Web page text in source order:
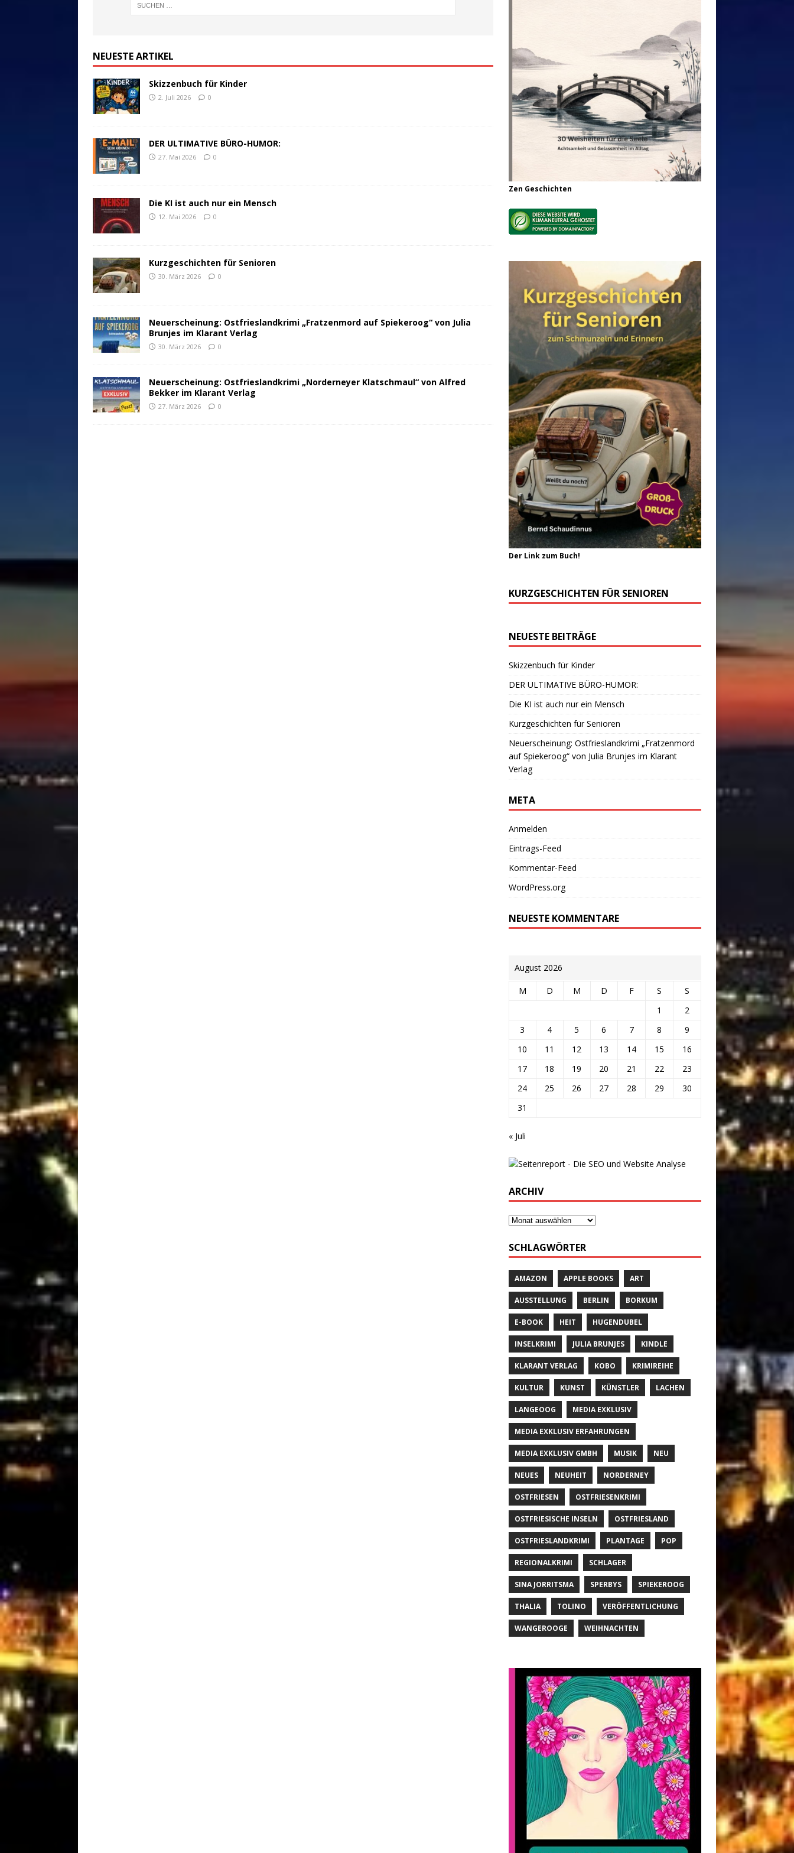
NEUESTE ARTIKEL
Skizzenbuch für Kinder
2. Juli 2026 0
DER ULTIMATIVE BÜRO-HUMOR:
27. Mai 2026 0
Die KI ist auch nur ein Mensch
12. Mai 2026 0
Kurzgeschichten für Senioren
30. März 2026 0
Neuerscheinung: Ostfrieslandkrimi „Fratzenmord auf Spiekeroog“ von Julia
Brunjes im Klarant Verlag
30. März 2026 0
Neuerscheinung: Ostfrieslandkrimi „Norderneyer Klatschmaul“ von Alfred
Bekker im Klarant Verlag
27. März 2026 0
Zen Geschichten
Der Link zum Buch!
KURZGESCHICHTEN FÜR SENIOREN
NEUESTE BEITRÄGE
Skizzenbuch für Kinder
DER ULTIMATIVE BÜRO-HUMOR:
Die KI ist auch nur ein Mensch
Kurzgeschichten für Senioren
Neuerscheinung: Ostfrieslandkrimi „Fratzenmord
auf Spiekeroog“ von Julia Brunjes im Klarant
Verlag
META
Anmelden
Eintrags-Feed
Kommentar-Feed
WordPress.org
NEUESTE KOMMENTARE
August 2026
M D M D F S
S
1
2
3
4 5 6 7 8
9
10
11 12 13 14 15
16
17
18 19 20 21 22
23
24
25 26 27 28 29
30
31
« Juli
ARCHIV
SCHLAGWÖRTER
AMAZON APPLE BOOKS ART
AUSSTELLUNG BERLIN BORKUM
E-BOOK HEIT HUGENDUBEL
INSELKRIMI JULIA BRUNJES KINDLE
KLARANT VERLAG KOBO KRIMIREIHE
KULTUR KUNST KÜNSTLER LACHEN
LANGEOOG MEDIA EXKLUSIV
MEDIA EXKLUSIV ERFAHRUNGEN
MEDIA EXKLUSIV GMBH MUSIK NEU
NEUES NEUHEIT NORDERNEY
OSTFRIESEN OSTFRIESENKRIMI
OSTFRIESISCHE INSELN OSTFRIESLAND
OSTFRIESLANDKRIMI PLANTAGE POP
REGIONALKRIMI SCHLAGER
SINA JORRITSMA SPERBYS SPIEKEROOG
THALIA TOLINO VERÖFFENTLICHUNG
WANGEROOGE WEIHNACHTEN